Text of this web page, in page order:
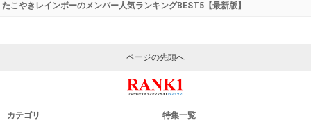
たこやきレインボーのメンバー人気ランキングBEST5【最新版】
ページの先頭へ
カテゴリ 特集一覧